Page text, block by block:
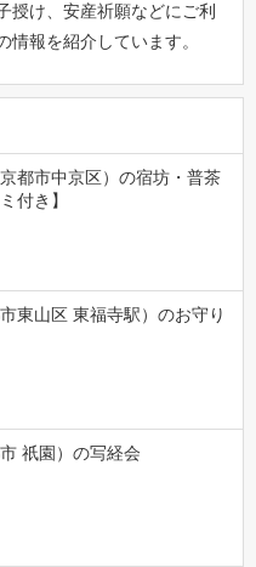
授け、安産祈願などにご利
情報を紹介しています。
都市中京区）の宿坊・普茶
付き】
東山区 東福寺駅）のお守り
祇園）の写経会